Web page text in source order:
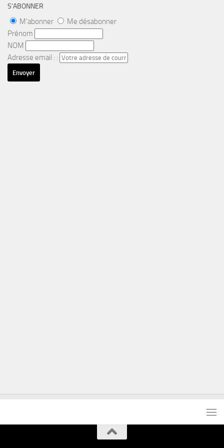
S’ABONNER
M'abonner
Me désabonner
Prénom
NOM
Adresse email : :